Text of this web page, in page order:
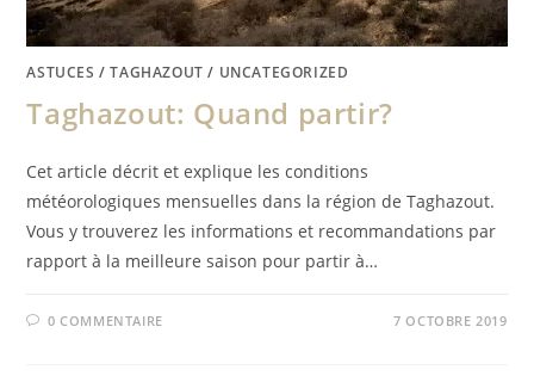
ASTUCES /TAGHAZOUT / UNCATEGORIZED
Taghazout: Quand partir?
Cet article décrit et explique les conditions
météorologiques mensuelles dans la région de Taghazout.
Vous y trouverez les informations et recommandations par
rapport à la meilleure saison pour partir à…
0 COMMENTAIRE 7 OCTOBRE 2019